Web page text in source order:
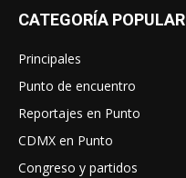
CATEGORÍA POPULAR
Principales
Punto de encuentro
Reportajes en Punto
CDMX en Punto
Congreso y partidos